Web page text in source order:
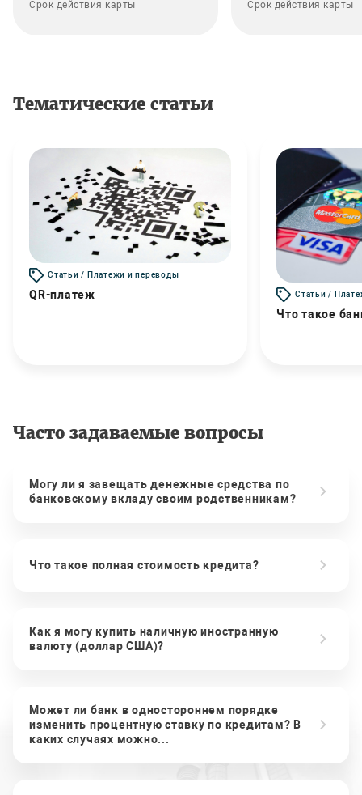
Срок действия карты Срок действия карты
Тематические статьи
Статьи / Платежи и переводы
QR-платеж Статьи /
Что такое
Часто задаваемые вопросы
Могу ли я завещать денежные средства по
банковскому вкладу своим родственникам?
Что такое полная стоимость кредита?
Как я могу купить наличную иностранную
валюту (доллар США)?
Может ли банк в одностороннем порядке
изменить процентную ставку по кредитам? В
каких случаях можно...